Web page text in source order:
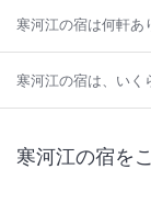
寒河江の宿は何軒あ
寒河江の宿は、いく
寒河江の宿を